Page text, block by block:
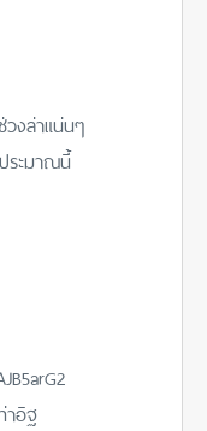
วงล่าแน่นๆ
ระมาณนี้
าอิฐ